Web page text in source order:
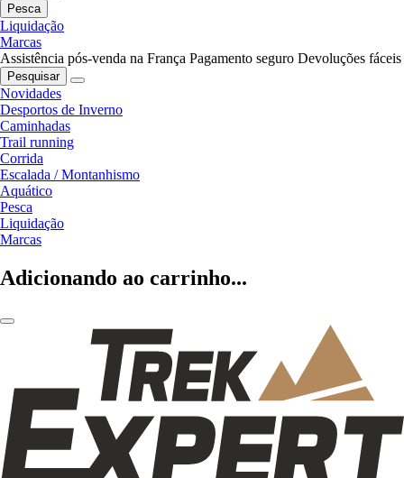
Pesca
Liquidação
Marcas
Assistência pós-venda na França Pagamento seguro Devoluções fáceis
Pesquisar
Novidades
Desportos de Inverno
Caminhadas
Trail running
Corrida
Escalada / Montanhismo
Aquático
Pesca
Liquidação
Marcas
Adicionando ao carrinho...